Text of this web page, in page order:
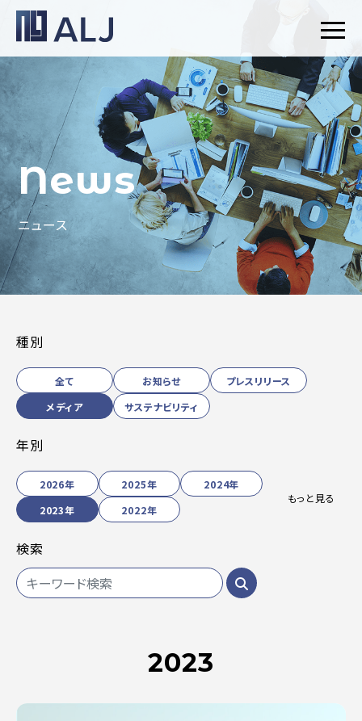
News
ニュース
種別
全て お知らせ
プレスリリース
メディア
サステナビリティ
年別
2026年 2025年
2024年
2023年
2022年
もっと見る
検索
2023